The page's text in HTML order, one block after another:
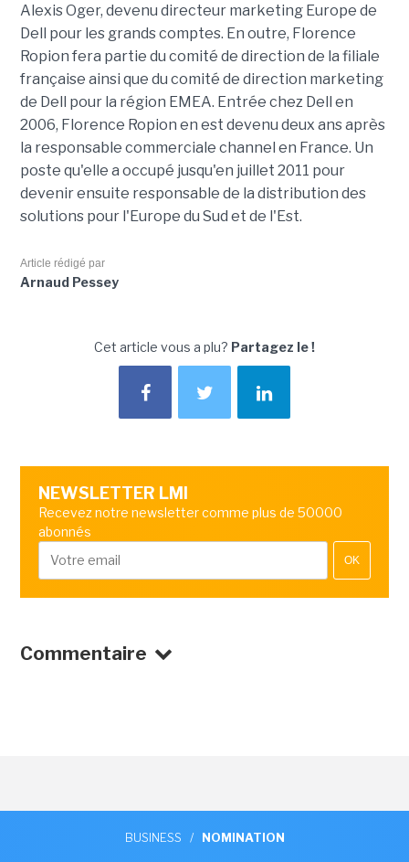
Alexis Oger, devenu directeur marketing Europe de
Dell pour les grands comptes. En outre, Florence
Ropion fera partie du comité de direction de la filiale
française ainsi que du comité de direction marketing
de Dell pour la région EMEA. Entrée chez Dell en
2006, Florence Ropion en est devenu deux ans après
la responsable commerciale channel en France. Un
poste qu'elle a occupé jusqu'en juillet 2011 pour
devenir ensuite responsable de la distribution des
solutions pour l'Europe du Sud et de l'Est.
Article rédigé par
Arnaud Pessey
Cet article vous a plu? Partagez le !
NEWSLETTER LMI
Recevez notre newsletter comme plus de 50000
abonnés
OK
Commentaire
BUSINESS / NOMINATION